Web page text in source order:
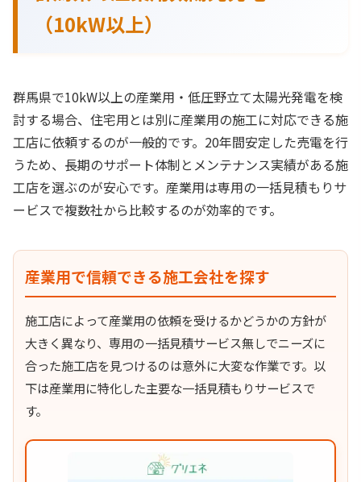
（10kW以上）
群馬県で10kW以上の産業用・低圧野立て太陽光発電を検
討する場合、住宅用とは別に産業用の施工に対応できる施
工店に依頼するのが一般的です。20年間安定した売電を行
うため、長期のサポート体制とメンテナンス実績がある施
工店を選ぶのが安心です。産業用は専用の一括見積もりサ
ービスで複数社から比較するのが効率的です。
産業用で信頼できる施工会社を探す
施工店によって産業用の依頼を受けるかどうかの方針が
大きく異なり、専用の一括見積サービス無しでニーズに
合った施工店を見つけるのは意外に大変な作業です。以
下は産業用に特化した主要な一括見積もりサービスで
す。